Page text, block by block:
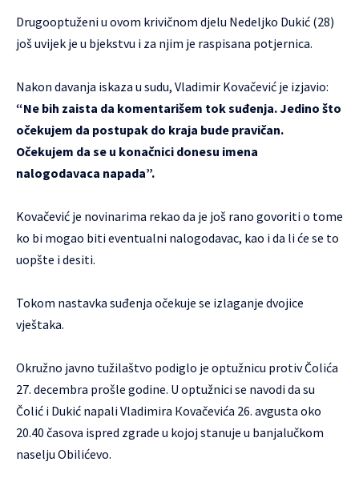
Drugooptuženi u ovom krivičnom djelu Nedeljko Dukić (28)
još uvijek je u bjekstvu i za njim je raspisana potjernica.
Nakon davanja iskaza u sudu, Vladimir Kovačević je izjavio:
“Ne bih zaista da komentarišem tok suđenja. Jedino što
očekujem da postupak do kraja bude pravičan.
Očekujem da se u konačnici donesu imena
nalogodavaca napada”.
Kovačević je novinarima rekao da je još rano govoriti o tome
ko bi mogao biti eventualni nalogodavac, kao i da li će se to
uopšte i desiti.
Tokom nastavka suđenja očekuje se izlaganje dvojice
vještaka.
Okružno javno tužilaštvo podiglo je optužnicu protiv Čolića
27. decembra prošle godine. U optužnici se navodi da su
Čolić i Dukić napali Vladimira Кovačevića 26. avgusta oko
20.40 časova ispred zgrade u kojoj stanuje u banjalučkom
naselju Obilićevo.